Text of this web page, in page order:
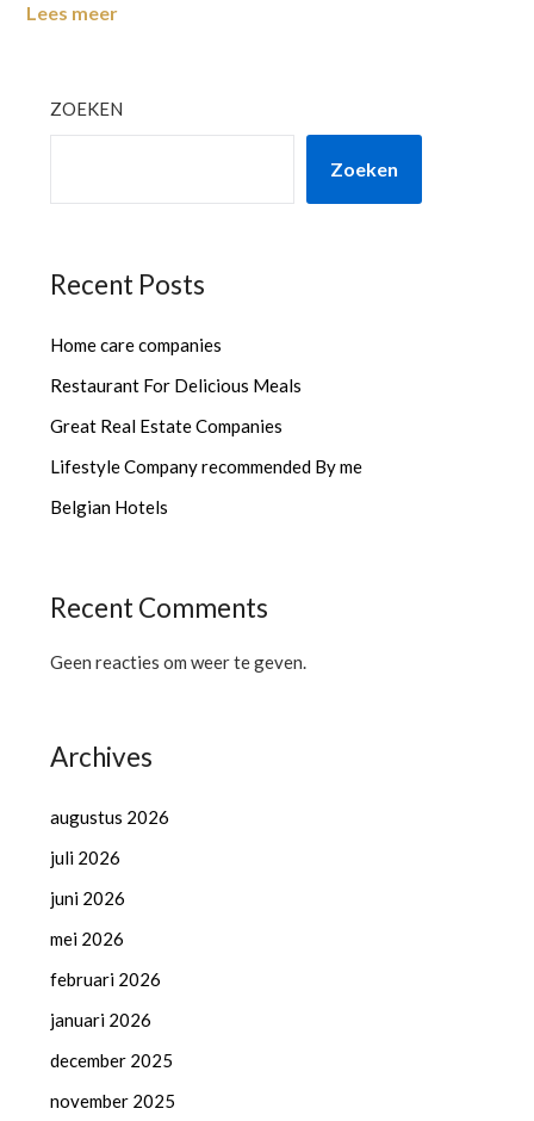
Lees meer
ZOEKEN
Zoeken
Recent Posts
Home care companies
Restaurant For Delicious Meals
Great Real Estate Companies
Lifestyle Company recommended By me
Belgian Hotels
Recent Comments
Geen reacties om weer te geven.
Archives
augustus 2026
juli 2026
juni 2026
mei 2026
februari 2026
januari 2026
december 2025
november 2025